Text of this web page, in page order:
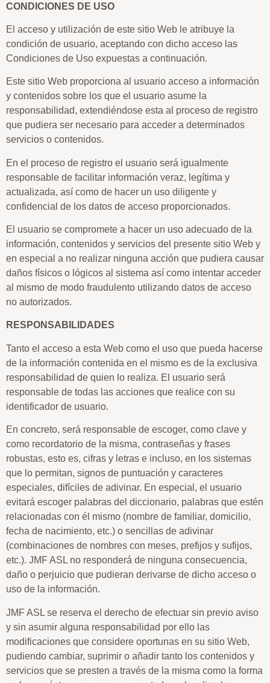
CONDICIONES DE USO
El acceso y utilización de este sitio Web le atribuye la
condición de usuario, aceptando con dicho acceso las
Condiciones de Uso expuestas a continuación.
Este sitio Web proporciona al usuario acceso a información
y contenidos sobre los que el usuario asume la
responsabilidad, extendiéndose esta al proceso de registro
que pudiera ser necesario para acceder a determinados
servicios o contenidos.
En el proceso de registro el usuario será igualmente
responsable de facilitar información veraz, legítima y
actualizada, así como de hacer un uso diligente y
confidencial de los datos de acceso proporcionados.
El usuario se compromete a hacer un uso adecuado de la
información, contenidos y servicios del presente sitio Web y
en especial a no realizar ninguna acción que pudiera causar
daños físicos o lógicos al sistema así como intentar acceder
al mismo de modo fraudulento utilizando datos de acceso
no autorizados.
RESPONSABILIDADES
Tanto el acceso a esta Web como el uso que pueda hacerse
de la información contenida en el mismo es de la exclusiva
responsabilidad de quien lo realiza. El usuario será
responsable de todas las acciones que realice con su
identificador de usuario.
En concreto, será responsable de escoger, como clave y
como recordatorio de la misma, contraseñas y frases
robustas, esto es, cifras y letras e incluso, en los sistemas
que lo permitan, signos de puntuación y caracteres
especiales, difíciles de adivinar. En especial, el usuario
evitará escoger palabras del diccionario, palabras que estén
relacionadas con él mismo (nombre de familiar, domicilio,
fecha de nacimiento, etc.) o sencillas de adivinar
(combinaciones de nombres con meses, prefijos y sufijos,
etc.). JMF ASL no responderá de ninguna consecuencia,
daño o perjuicio que pudieran derivarse de dicho acceso o
uso de la información.
JMF ASL se reserva el derecho de efectuar sin previo aviso
y sin asumir alguna responsabilidad por ello las
modificaciones que considere oportunas en su sitio Web,
pudiendo cambiar, suprimir o añadir tanto los contenidos y
servicios que se presten a través de la misma como la forma